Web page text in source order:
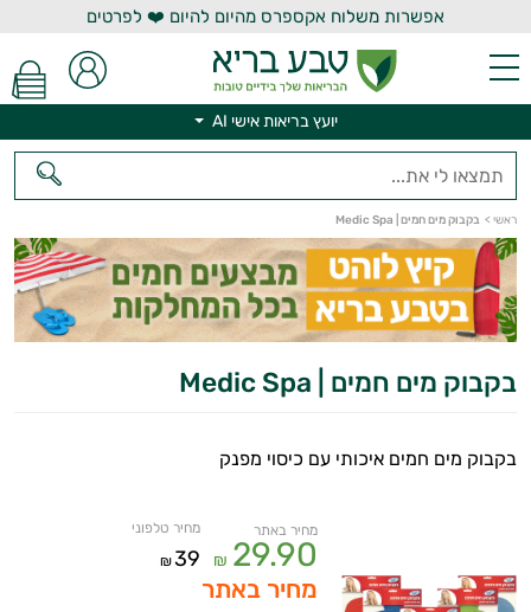
אפשרות משלוח אקספרס מהיום להיום ❤️ לפרטים
יועץ בריאות אישי AI
ראשי > בקבוק מים חמים | Medic Spa
בקבוק מים חמים | Medic Spa
בקבוק מים חמים איכותי עם כיסוי מפנק
מחיר באתר
29.90
₪
מחיר טלפוני
39
₪
מחיר באתר
יועץ בריאות אישי AI